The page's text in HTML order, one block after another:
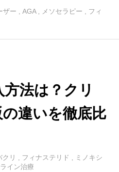
ザー , AGA, メソセラピー , フィ
法は？クリ
違いを徹底比
クリ フィナステリド
ミノキシ
イン治療